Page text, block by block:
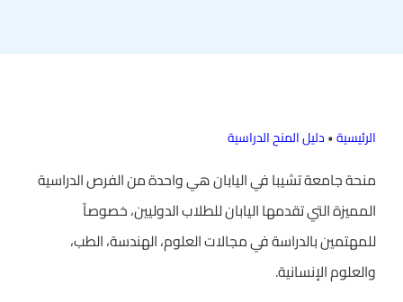
الرئيسية•دليل المنح الدراسية
منحة جامعة تشيبا في اليابان هي واحدة من الفرص الدراسية
المميزة التي تقدمها اليابان للطلاب الدوليين، خصوصاً
للمهتمين بالدراسة في مجالات العلوم، الهندسة، الطب،
والعلوم الإنسانية.